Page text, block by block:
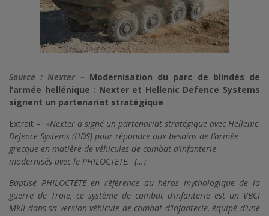
Source : Nexter – Modernisation du parc de blindés de
l’armée hellénique : Nexter et Hellenic Defence Systems
signent un partenariat stratégique
Extrait – »Nexter a signé un partenariat stratégique avec Hellenic
Defence Systems (HDS) pour répondre aux besoins de l’armée
grecque en matière de véhicules de combat d’infanterie
modernisés avec le PHILOCTETE. (…)
Baptisé PHILOCTETE en référence au héros mythologique de la
guerre de Troie, ce système de combat d’infanterie est un VBCI
MkII dans sa version véhicule de combat d’infanterie, équipé d’une